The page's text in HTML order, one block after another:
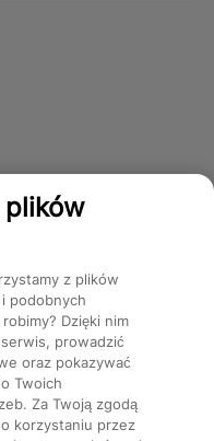
CMS
z plików
podobnych
Dzięki nim
prowadzić
oraz pokazywać
Twoich
Za Twoją zgodą
korzystaniu przez